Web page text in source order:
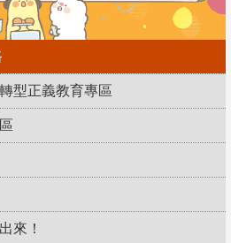
型正義教育專區
來！